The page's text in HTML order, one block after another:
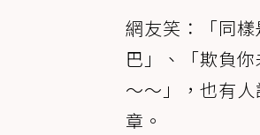
網友笑：「同
巴」、「欺負
～～」，也有
章。